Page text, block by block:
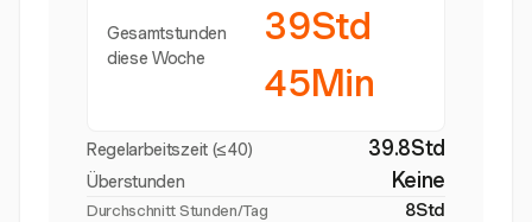
Gesamtstunden
diese Woche
39Std
45Min
Regelarbeitszeit (≤40) 39.8Std
Überstunden Keine
Durchschnitt Stunden/Tag 8Std